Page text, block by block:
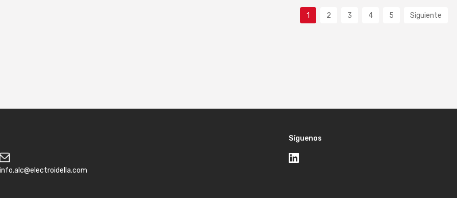
1 2 3 4 5 Siguiente
info.alc@electroidella.com
Síguenos